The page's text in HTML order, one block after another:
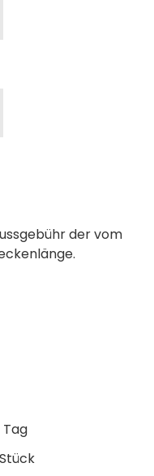
der vom